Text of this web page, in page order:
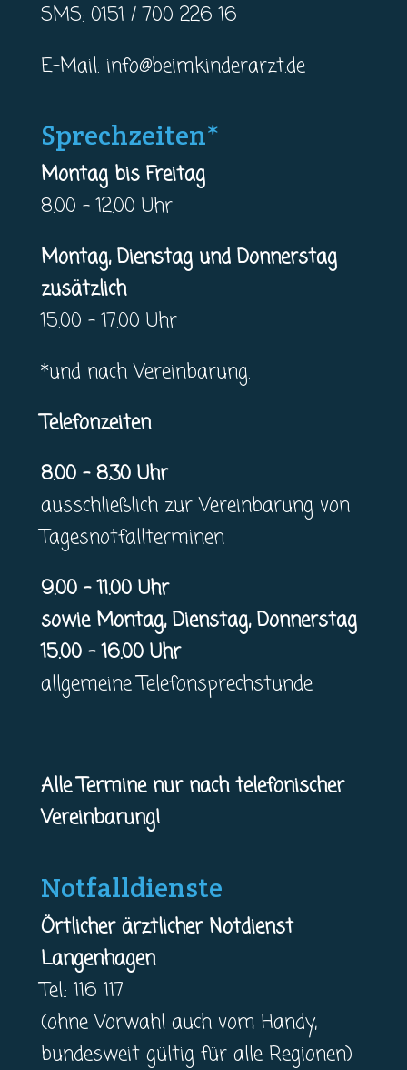
SMS: 0151 / 700 226 16
E-Mail: info@beimkinderarzt.de
Sprechzeiten*
Montag bis Freitag
8.00 – 12.00 Uhr
Montag, Dienstag und Donnerstag
zusätzlich
15.00 – 17.00 Uhr
*und nach Vereinbarung.
Telefonzeiten
8.00 – 8.30 Uhr
ausschließlich zur Vereinbarung von
Tagesnotfallterminen
9.00 – 11.00 Uhr
sowie Montag, Dienstag, Donnerstag
15.00 – 16.00 Uhr
allgemeine Telefonsprechstunde
Alle Termine nur nach telefonischer
Vereinbarung!
Notfalldienste
Örtlicher ärztlicher Notdienst
Langenhagen
Tel.: 116 117
(ohne Vorwahl auch vom Handy,
bundesweit gültig für alle Regionen)